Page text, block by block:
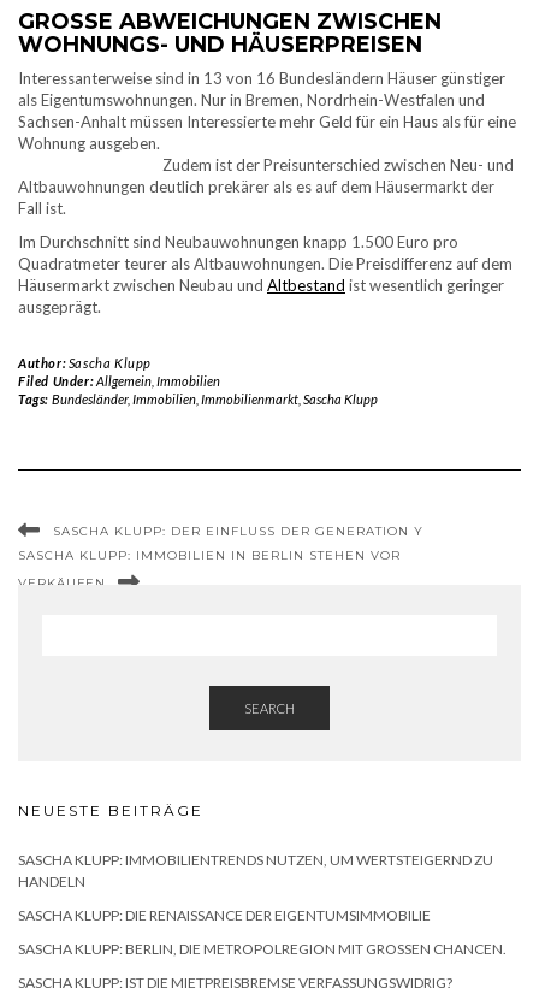
GROSSE ABWEICHUNGEN ZWISCHEN W
OHNUNGS- UND HÄUSERPREISEN
Interessanterweise sind in 13 von 16 Bundesländern Häuser günstiger
als Eigentumswohnungen. Nur in Bremen, Nordrhein-Westfalen und
Sachsen-Anhalt müssen Interessierte mehr Geld für ein Haus als für eine
Wohnung ausgeben.
Zudem ist der Preisunterschied zwischen Neu- und
Altbauwohnungen deutlich prekärer als es auf dem Häusermarkt der
Fall ist.
Im Durchschnitt sind Neubauwohnungen knapp 1.500 Euro pro
Quadratmeter teurer als Altbauwohnungen. Die Preisdifferenz auf dem
Häusermarkt zwischen Neubau und Altbestand ist wesentlich geringer
ausgeprägt.
Author:Sascha Klupp
Filed Under:Allgemein, Immobilien
Tags: Bundesländer, Immobilien, Immobilienmarkt, Sascha Klupp
SASCHA KLUPP: DER EINFLUSS DER GENERATION Y
SASCHA KLUPP: IMMOBILIEN IN BERLIN STEHEN VOR
VERKÄUFEN
SEARCH
NEUESTE BEITRÄGE
SASCHA KLUPP: IMMOBILIENTRENDS NUTZEN, UM WERTSTEIGERND ZU
HANDELN
SASCHA KLUPP: DIE RENAISSANCE DER EIGENTUMSIMMOBILIE
SASCHA KLUPP: BERLIN, DIE METROPOLREGION MIT GROSSEN CHANCEN.
SASCHA KLUPP: IST DIE MIETPREISBREMSE VERFASSUNGSWIDRIG?